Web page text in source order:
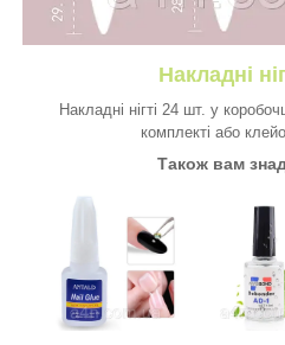
Накладні
Накладні нігті 24 шт. у
комплекті або
Також вам